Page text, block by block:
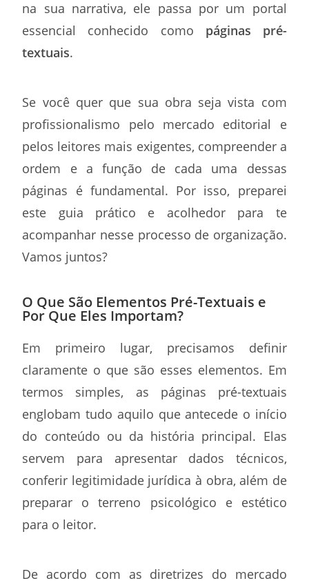
na sua narrativa, ele passa por um portal
essencial conhecido como páginas pré-
textuais.
Se você quer que sua obra seja vista com
profissionalismo pelo mercado editorial e
pelos leitores mais exigentes, compreender a
ordem e a função de cada uma dessas
páginas é fundamental. Por isso, preparei
este guia prático e acolhedor para te
acompanhar nesse processo de organização.
Vamos juntos?
O Que São Elementos Pré-Textuais e
Por Que Eles Importam?
Em primeiro lugar, precisamos definir
claramente o que são esses elementos. Em
termos simples, as páginas pré-textuais
englobam tudo aquilo que antecede o início
do conteúdo ou da história principal. Elas
servem para apresentar dados técnicos,
conferir legitimidade jurídica à obra, além de
preparar o terreno psicológico e estético
para o leitor.
De acordo com as diretrizes do mercado